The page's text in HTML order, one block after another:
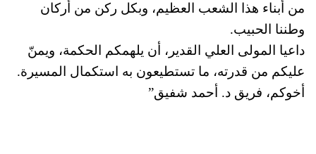
من أبناء هذا الشعب العظيم، وبكل ركن من أركان
وطننا الحبيب.
داعيا المولى العلي القدير، أن يلهمكم الحكمة، ويمنّ
عليكم من قدرته، ما تستطيعون به استكمال المسيرة.
أخوكم، فريق د. أحمد شفيق”